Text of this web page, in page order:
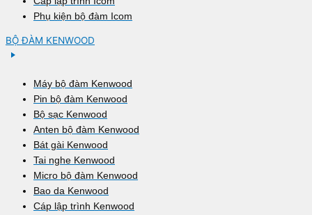
Phụ kiện bộ đàm Icom
BỘ ĐÀM KENWOOD
Máy bộ đàm Kenwood
Pin bộ đàm Kenwood
Bộ sạc Kenwood
Anten bộ đàm Kenwood
Bát gài Kenwood
Tai nghe Kenwood
Micro bộ đàm Kenwood
Bao da Kenwood
Cáp lập trình Kenwood